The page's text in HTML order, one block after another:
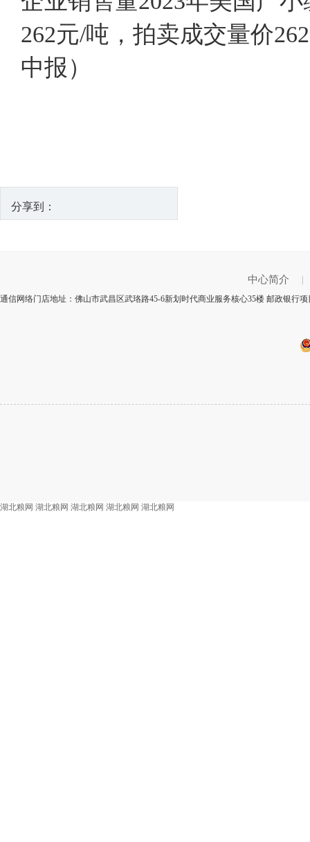
262元/吨，拍卖成交量价
中报）
分享到：
中心简介
通信网络门店地址：佛山市武昌区武珞路45-6新划时代商业服务核心35楼 邮政银行
湖北粮网 湖北粮网 湖北粮网 湖北粮网 湖北粮网